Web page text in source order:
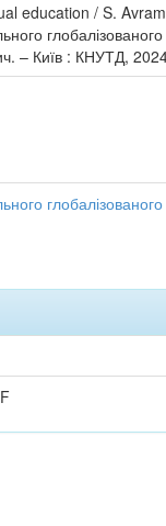
education / S.
– Київ : КНУТД,
глобалізованого